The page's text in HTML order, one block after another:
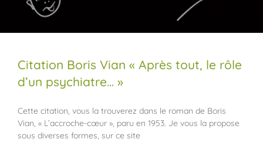
Citation Boris Vian « Après tout, le rôle
d’un psychiatre… »
Cette citation, vous la trouverez dans le roman de Boris
Vian, « L’accroche-cœur », paru en 1953. Je vous la propose
sous diverses formes, sur ce site